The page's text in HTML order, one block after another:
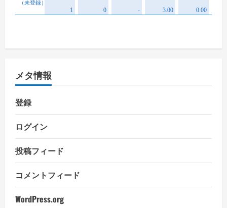
メタ情報
登録
ログイン
投稿フィード
コメントフィード
WordPress.org